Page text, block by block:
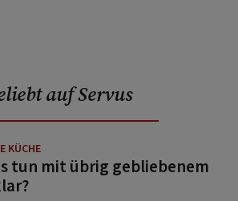
auf Servus
KÜCHE
tun mit übrig gebliebenem